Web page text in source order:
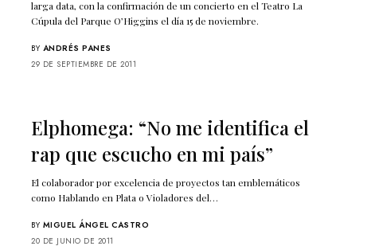
larga data, con la confirmación de un concierto en el Teatro La
Cúpula del Parque O’Higgins el día 15 de noviembre.
BY ANDRÉS PANES
29 DE SEPTIEMBRE DE 2011
Elphomega: “No me identifica el
rap que escucho en mi país”
El colaborador por excelencia de proyectos tan emblemáticos
como Hablando en Plata o Violadores del…
BY MIGUEL ÁNGEL CASTRO
20 DE JUNIO DE 2011